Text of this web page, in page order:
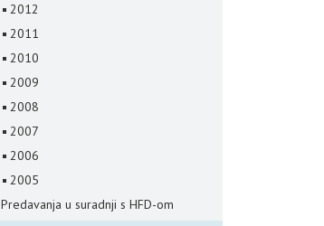
2012
2011
2010
2009
2008
2007
2006
2005
Predavanja u suradnji s HFD-om